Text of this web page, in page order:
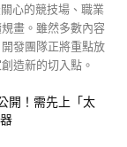
心的競技場、職業
畫。雖然多數內容
發團隊正將重點放
造新的切入點。
開！需先上「太